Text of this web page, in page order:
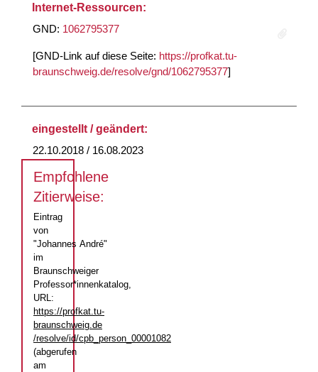
Internet-Ressourcen:
GND: 1062795377
[GND-Link auf diese Seite: https://profkat.tu-
braunschweig.de/resolve/gnd/1062795377]
eingestellt / geändert:
22.10.2018 / 16.08.2023
Empfohlene
Zitierweise:
Eintrag
von
"Johannes André"
im
Braunschweiger
Professor*innenkatalog,
URL:
https://profkat.tu-
braunschweig.de
/resolve/id/cpb_person_00001082
(abgerufen
am